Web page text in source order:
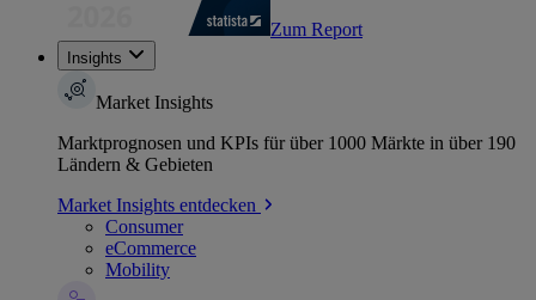
Zum Report
Insights
Market Insights
Marktprognosen und KPIs für über 1000 Märkte in über 190
Ländern & Gebieten
Market Insights entdecken
Consumer
eCommerce
Mobility